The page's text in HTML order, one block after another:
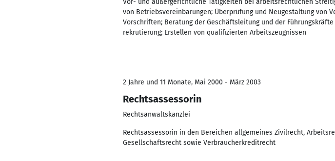
Vor- und außergerichtliche Tätigkeiten bei arbeitsrechtlichen
von Betriebsvereinbarungen; Überprüfung und Neugestaltung von
Vorschriften; Beratung der Geschäftsleitung und der
rekrutierung; Erstellen von qualifizierten Arbeitszeugnissen
2 Jahre und 11 Monate, Mai 2000 - März 2003
Rechtsassessorin
Rechtsanwaltskanzlei
Rechtsassessorin in den Bereichen allgemeines Zivilrecht,
Gesellschaftsrecht sowie Verbraucherkreditrecht